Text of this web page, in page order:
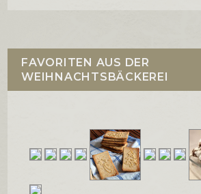
FAVORITEN AUS DER
WEIHNACHTSBÄCKEREI